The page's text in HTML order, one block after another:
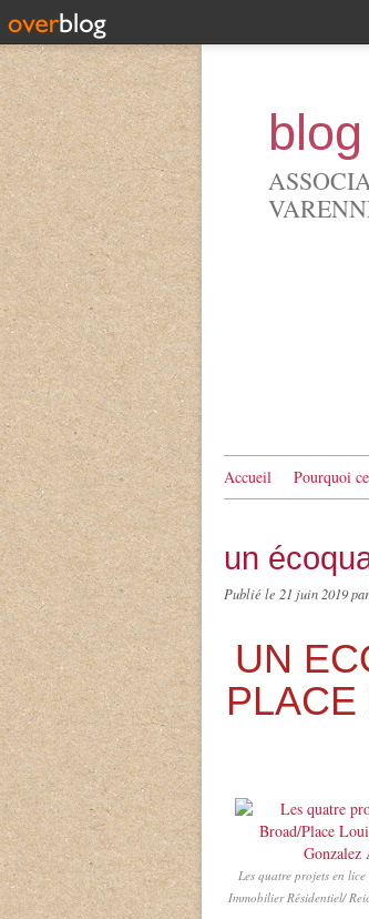
Accueil Pourquoi
un
Publié le 21 juin 2019
UN
PLACE
Les quatre projets en
Immobilier Résidentiel/